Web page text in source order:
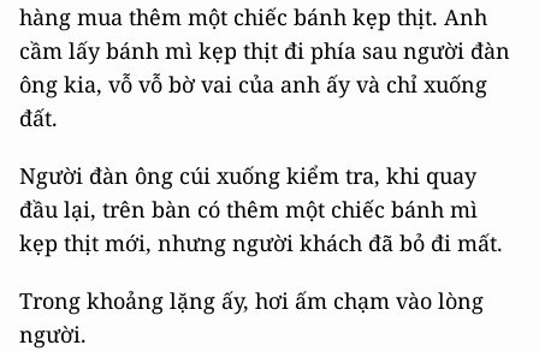
hàng mua thêm một chiếc bánh kẹp thịt. Anh
cầm lấy bánh mì kẹp thịt đi phía sau người đàn
ông kia, vỗ vỗ bờ vai của anh ấy và chỉ xuống
đất.
Người đàn ông cúi xuống kiểm tra, khi quay
đầu lại, trên bàn có thêm một chiếc bánh mì
kẹp thịt mới, nhưng người khách đã bỏ đi mất.
Trong khoảng lặng ấy, hơi ấm chạm vào lòng
người.